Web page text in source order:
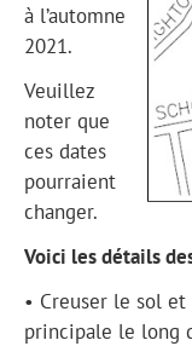
à l’automne
2021.
Veuillez
noter que
ces dates
pourraient
changer.
Voici les détails
• Creuser le sol
principale le long